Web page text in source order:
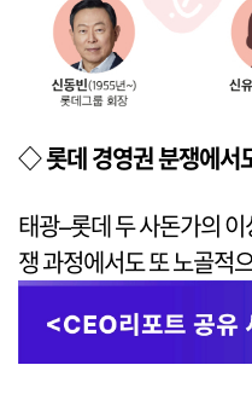
◇ 롯데 경영권 분쟁에서
태광–롯데 두 사돈가의
쟁 과정에서도 또 노골적